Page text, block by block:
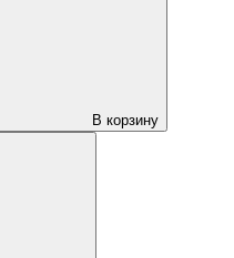
В корзину